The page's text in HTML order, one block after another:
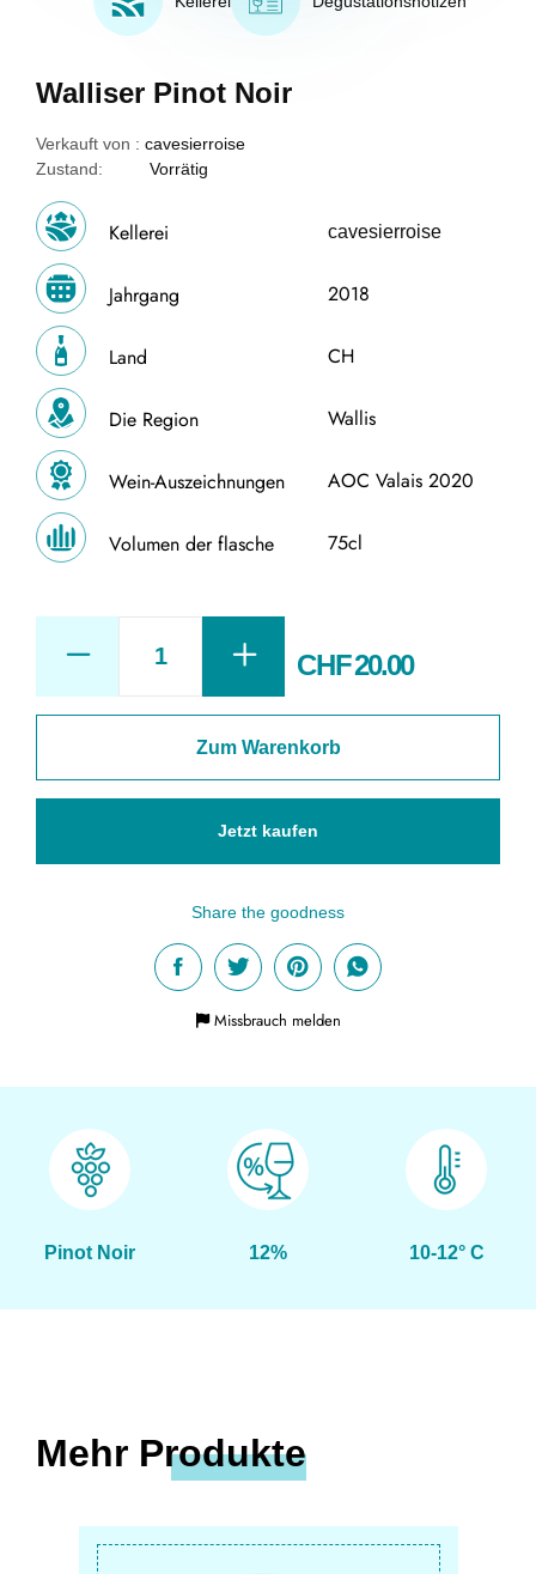
Walliser Pinot Noir
Verkauft von : cavesierroise
Zustand:
Vorrätig
Kellerei cavesierroise
Jahrgang 2018
Land CH
Die Region Wallis
Wein-Auszeichnungen AOC Valais 2020
Volumen der flasche 75cl
Walliser
quantity
CHF20.00
Zum Warenkorb
Jetzt kaufen
Missbrauch melden
Pinot Noir 12% 10-12° C
Mehr Produkte